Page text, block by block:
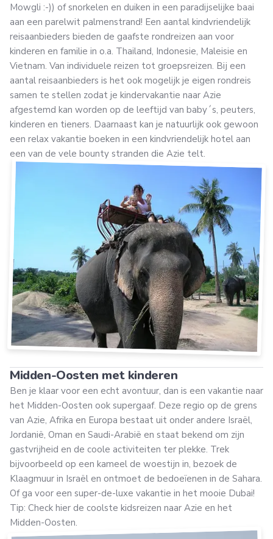
Mowgli :-)) of snorkelen en duiken in een paradijselijke baai
aan een parelwit palmenstrand! Een aantal kindvriendelijk
reisaanbieders bieden de gaafste rondreizen aan voor
kinderen en familie in o.a. Thailand, Indonesie, Maleisie en
Vietnam. Van individuele reizen tot groepsreizen. Bij een
aantal reisaanbieders is het ook mogelijk je eigen rondreis
samen te stellen zodat je kindervakantie naar Azie
afgestemd kan worden op de leeftijd van baby´s, peuters,
kinderen en tieners. Daarnaast kan je natuurlijk ook gewoon
een relax vakantie boeken in een kindvriendelijk hotel aan
een van de vele bounty stranden die Azie telt.
Midden-Oosten met kinderen
Ben je klaar voor een echt avontuur, dan is een vakantie naar
het Midden-Oosten ook supergaaf. Deze regio op de grens
van Azie, Afrika en Europa bestaat uit onder andere Israël,
Jordanië, Oman en Saudi-Arabië en staat bekend om zijn
gastvrijheid en de coole activiteiten ter plekke. Trek
bijvoorbeeld op een kameel de woestijn in, bezoek de
Klaagmuur in Israël en ontmoet de bedoeïenen in de Sahara.
Of ga voor een super-de-luxe vakantie in het mooie Dubai!
Tip: Check hier de coolste kidsreizen naar Azie en het
Midden-Oosten.